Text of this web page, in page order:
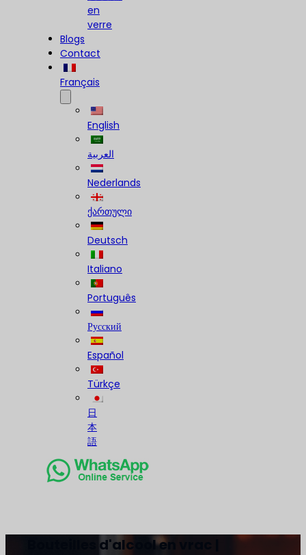
en
verre
Blogs
Contact
Français
English
العربية
Nederlands
ქართული
Deutsch
Italiano
Português
Русский
Español
Türkçe
日
本
語
Bouteilles d'alcool en vrac |